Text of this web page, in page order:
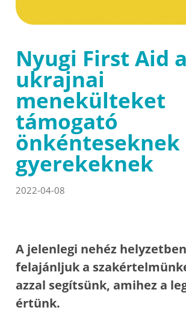
Nyugi First Aid
ukrajnai
menekülteket
támogató
önkénteseknek
gyerekeknek
2022-04-08
A jelenlegi nehéz
felajánljuk a
azzal segítsünk, amihez a
értünk.